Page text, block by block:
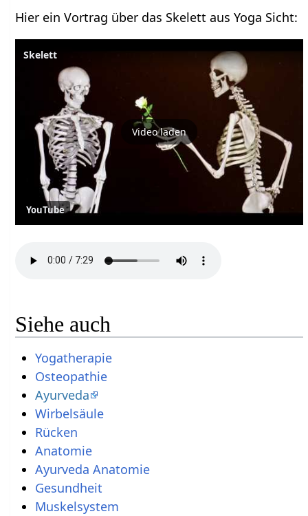
Hier ein Vortrag über das Skelett aus Yoga Sicht:
Skelett
Video laden
YouTube
Siehe auch
Yogatherapie
Osteopathie
Ayurveda
Wirbelsäule
Rücken
Anatomie
Ayurveda Anatomie
Gesundheit
Muskelsystem